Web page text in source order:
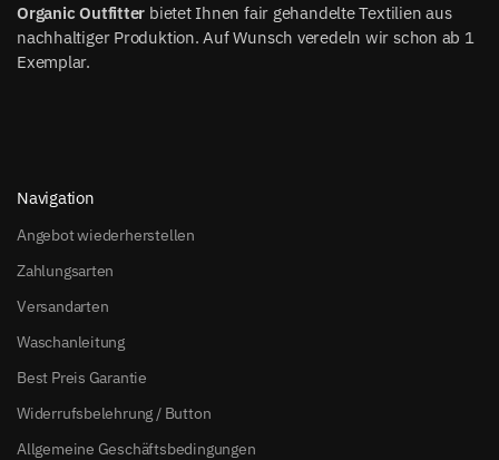
Organic Outfitter bietet Ihnen fair gehandelte Textilien aus
nachhaltiger Produktion. Auf Wunsch veredeln wir schon ab 1
Exemplar.
Navigation
Angebot wiederherstellen
Zahlungsarten
Versandarten
Waschanleitung
Best Preis Garantie
Widerrufsbelehrung / Button
Allgemeine Geschäftsbedingungen